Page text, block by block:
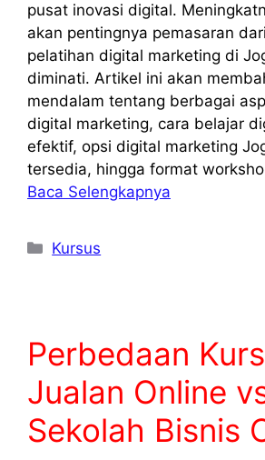
pusat inovasi digital.
akan pentingnya pemasaran
pelatihan digital marketing di
diminati. Artikel ini akan
mendalam tentang berbagai
digital marketing, cara belajar
efektif, opsi digital marketing
tersedia, hingga format
Baca Selengkapnya
Kategori
Kursus
Perbedaan
Jualan Online
Sekolah Bisnis